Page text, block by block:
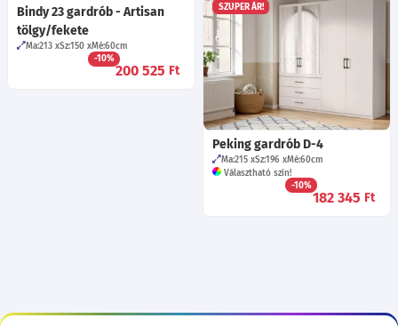
Bindy 23 gardrób - Artisan
tölgy/fekete
Ma:213 Sz:150 Mé:60cm
-10%
200 525 Ft
SZUPER ÁR!
Peking gardrób D-4
Ma:215 Sz:196 Mé:60cm
Választható szín!
-10%
182 345 Ft